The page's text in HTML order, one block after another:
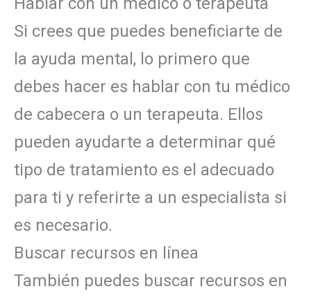
Si crees que puedes beneficiarte de
la ayuda mental, lo primero que
debes hacer es hablar con tu médico
de cabecera o un terapeuta. Ellos
pueden ayudarte a determinar qué
tipo de tratamiento es el adecuado
para ti y referirte a un especialista si
es necesario.
Buscar recursos en línea
También puedes buscar recursos en